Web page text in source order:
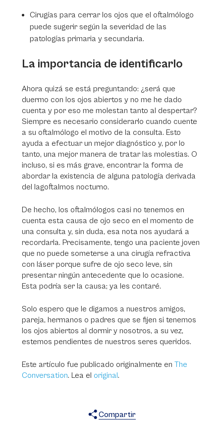
Cirugías para cerrar los ojos que el oftalmólogo
puede sugerir según la severidad de las
patologías primaria y secundaria.
La importancia de identificarlo
Ahora quizá se está preguntando: ¿será que
duermo con los ojos abiertos y no me he dado
cuenta y por eso me molestan tanto al despertar?
Siempre es necesario considerarlo cuando cuente
a su oftalmólogo el motivo de la consulta. Esto
ayuda a efectuar un mejor diagnóstico y, por lo
tanto, una mejor manera de tratar las molestias. O
incluso, si es más grave, encontrar la forma de
abordar la existencia de alguna patología derivada
del lagoftalmos nocturno.
De hecho, los oftalmólogos casi no tenemos en
cuenta esta causa de ojo seco en el momento de
una consulta y, sin duda, esa nota nos ayudará a
recordarla. Precisamente, tengo una paciente joven
que no puede someterse a una cirugía refractiva
con láser porque sufre de ojo seco leve, sin
presentar ningún antecedente que lo ocasione.
Esta podría ser la causa; ya les contaré.
Solo espero que le digamos a nuestros amigos,
pareja, hermanos o padres que se fijen si tenemos
los ojos abiertos al dormir y nosotros, a su vez,
estemos pendientes de nuestros seres queridos.
Este artículo fue publicado originalmente en The
Conversation. Lea el original.
Compartir